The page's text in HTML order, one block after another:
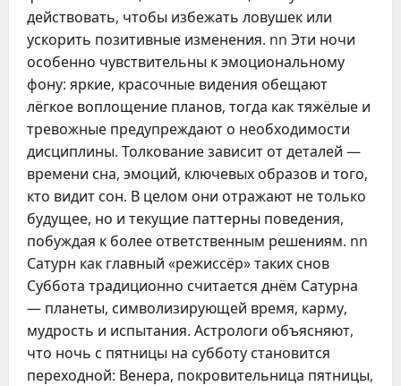
действовать, чтобы избежать ловушек или
ускорить позитивные изменения. nn Эти ночи
особенно чувствительны к эмоциональному
фону: яркие, красочные видения обещают
лёгкое воплощение планов, тогда как тяжёлые и
тревожные предупреждают о необходимости
дисциплины. Толкование зависит от деталей —
времени сна, эмоций, ключевых образов и того,
кто видит сон. В целом они отражают не только
будущее, но и текущие паттерны поведения,
побуждая к более ответственным решениям. nn
Сатурн как главный «режиссёр» таких снов
Суббота традиционно считается днём Сатурна
— планеты, символизирующей время, карму,
мудрость и испытания. Астрологи объясняют,
что ночь с пятницы на субботу становится
переходной: Венера, покровительница пятницы,